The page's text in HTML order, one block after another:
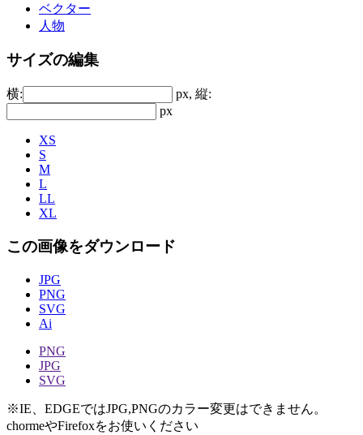
ベクター
人物
サイズの編集
横:
px, 縦:
px
XS
S
M
L
LL
XL
この画像をダウンロード
JPG
PNG
SVG
Ai
PNG
JPG
SVG
※IE、EDGEではJPG,PNGのカラー変更はできません。
chormeやFirefoxをお使いください